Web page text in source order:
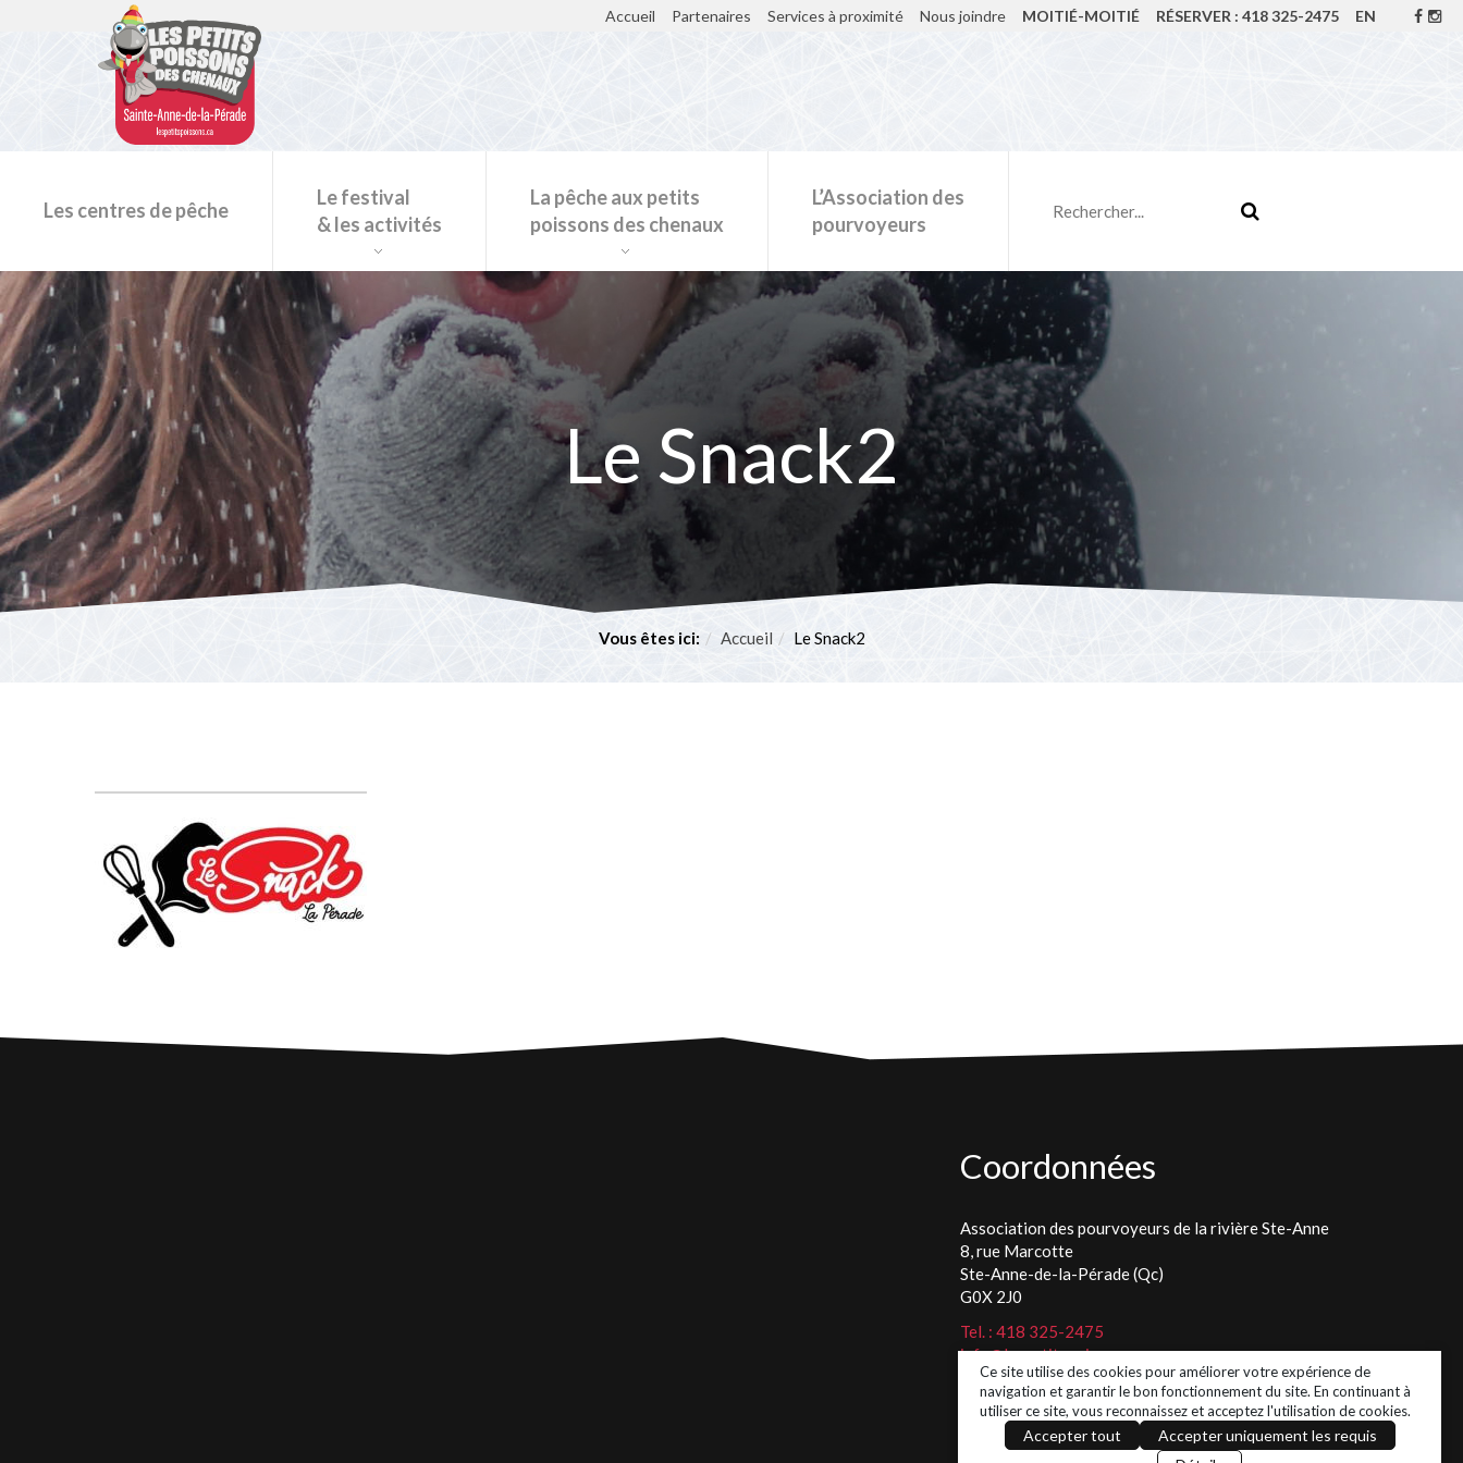
EN
Accueil Partenaires Services à proximité Nous joindre MOITIÉ-MOITIÉ RÉSERVER : 418 325-2475
Les centres de pêche
Le festival
& les activités
La pêche aux petits
poissons des chenaux
L’Association des
pourvoyeurs
Le Snack2
Vous êtes ici: Accueil Le Snack2
Coordonnées
Association des pourvoyeurs de la rivière Ste-Anne
8, rue Marcotte
Ste-Anne-de-la-Pérade (Qc)
G0X 2J0
Tel. : 418 325-2475
info@lespetitspoissons.ca
Ce site utilise des cookies pour améliorer votre expérience de
navigation et garantir le bon fonctionnement du site. En continuant à
utiliser ce site, vous reconnaissez et acceptez l'utilisation de cookies.
Accepter tout
Accepter uniquement les requis